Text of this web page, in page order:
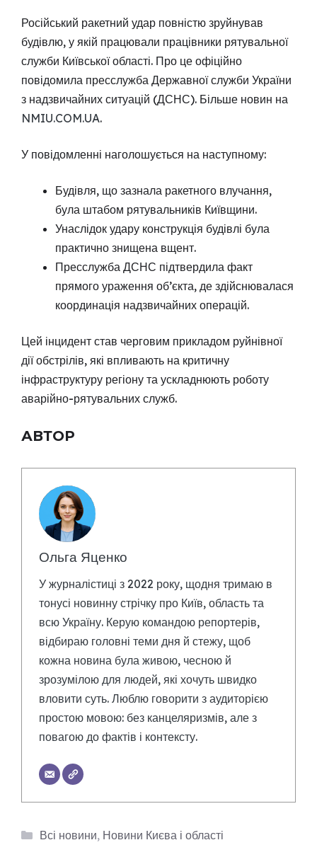
Російський ракетний удар повністю зруйнував
будівлю, у якій працювали працівники рятувальної
служби Київської області. Про це офіційно
повідомила пресслужба Державної служби України
з надзвичайних ситуацій (ДСНС). Більше новин на
NMIU.COM.UA.
У повідомленні наголошується на наступному:
Будівля, що зазнала ракетного влучання,
була штабом рятувальників Київщини.
Унаслідок удару конструкція будівлі була
практично знищена вщент.
Пресслужба ДСНС підтвердила факт
прямого ураження об’єкта, де здійснювалася
координація надзвичайних операцій.
Цей інцидент став черговим прикладом руйнівної
дії обстрілів, які впливають на критичну
інфраструктуру регіону та ускладнюють роботу
аварійно-рятувальних служб.
АВТОР
Ольга Яценко
У журналістиці з 2022 року, щодня тримаю в
тонусі новинну стрічку про Київ, область та
всю Україну. Керую командою репортерів,
відбираю головні теми дня й стежу, щоб
кожна новина була живою, чесною й
зрозумілою для людей, які хочуть швидко
вловити суть. Люблю говорити з аудиторією
простою мовою: без канцеляризмів, але з
повагою до фактів і контексту.
Категорії
Всі новини, Новини Києва і області